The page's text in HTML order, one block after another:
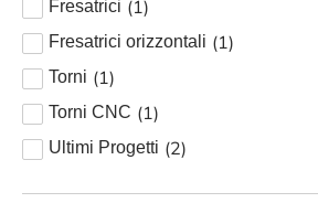
Fresatrici (1)
Fresatrici orizzontali (1)
Torni (1)
Torni CNC (1)
Ultimi Progetti (2)